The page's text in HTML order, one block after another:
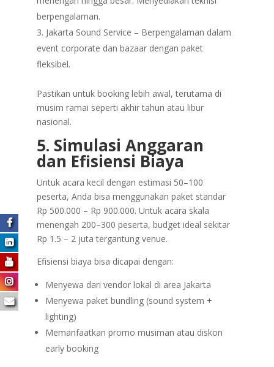
berpengalaman.
Jakarta Sound Service – Berpengalaman dalam
event corporate dan bazaar dengan paket
fleksibel.
Pastikan untuk booking lebih awal, terutama di
musim ramai seperti akhir tahun atau libur
nasional.
5. Simulasi Anggaran
dan Efisiensi Biaya
Untuk acara kecil dengan estimasi 50–100
peserta, Anda bisa menggunakan paket standar
Rp 500.000 – Rp 900.000. Untuk acara skala
menengah 200–300 peserta, budget ideal sekitar
Rp 1.5 – 2 juta tergantung venue.
Efisiensi biaya bisa dicapai dengan:
Menyewa dari vendor lokal di area Jakarta
Menyewa paket bundling (sound system +
lighting)
Memanfaatkan promo musiman atau diskon
early booking